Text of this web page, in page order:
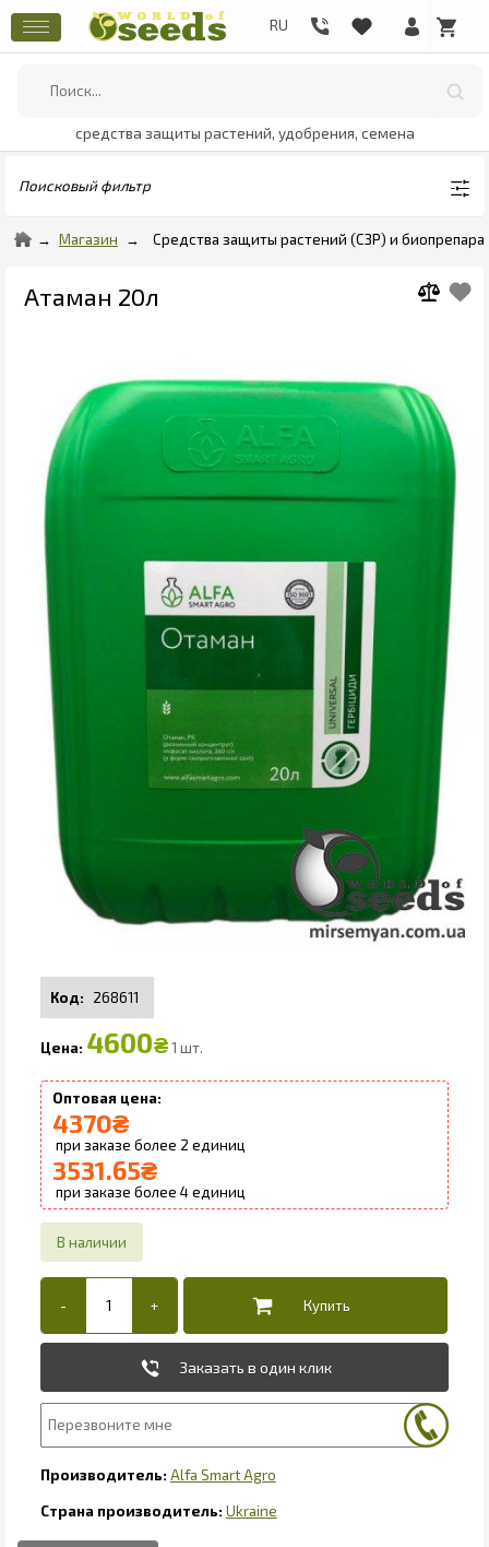
средства защиты растений, удобрения, семена
Поисковый фильтр
Магазин Средства защиты растений (СЗР) и
Атаман 20л
268611
4600₴ 1 шт.
4370₴
2
3531.65₴
4
Заказать в один клик
Alfa Smart Agro
Ukraine